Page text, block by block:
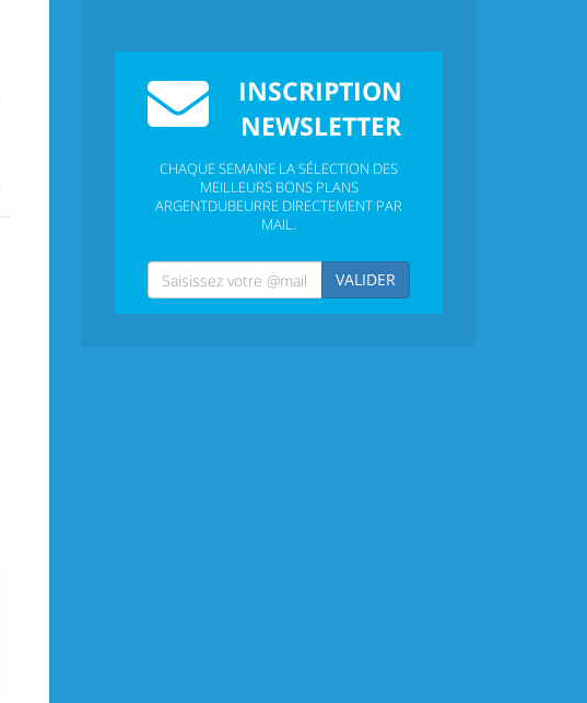
INSCRIPTION
NEWSLETTER
CHAQUE SEMAINE LA SÉLECTION DES
MEILLEURS BONS PLANS
ARGENTDUBEURRE DIRECTEMENT PAR
MAIL.
VALIDER